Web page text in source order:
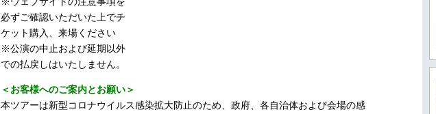
必ずご確認いただいた上でチ
ケット購入、来場ください
※公演の中止および延期以外
での払戻しはいたしません。
＜お客様へのご案内とお願い＞
本ツアーは新型コロナウイルス感染拡大防止のため、政府、各自治体および会場の感